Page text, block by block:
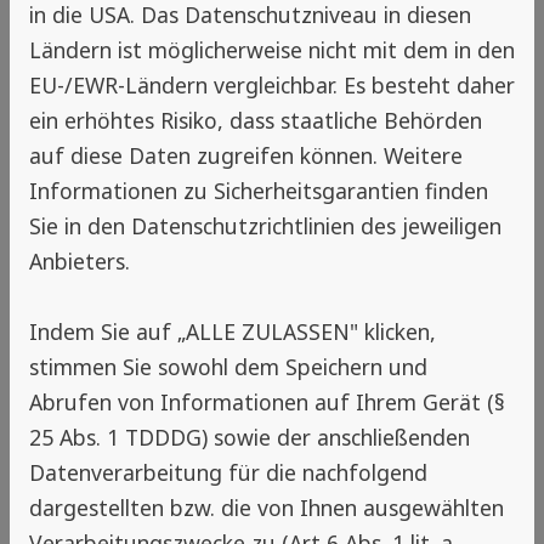
Zurück
Hinweis
Insektenschutz-Experte in deiner
Nähe
Wenn du die Standortfreigabe auf
deinem Gerät aktivierst, zeigen wir dir
Spannrahmen aus Edelstahl sind vor allem in
der Lebensmittelindustrie beliebt, aber
können auch im Alltag als Abdeckung und
Schutz vor Kleintieren wie Mäusen oder Vögel
dienen.
in die USA. Das Datenschutzniveau in diesen
Ländern ist möglicherweise nicht mit dem in den
EU-/EWR-Ländern vergleichbar. Es besteht daher
ein erhöhtes Risiko, dass staatliche Behörden
auf diese Daten zugreifen können. Weitere
Informationen zu Sicherheitsgarantien finden
Sie in den Datenschutzrichtlinien des jeweiligen
Anbieters.
Indem Sie auf „ALLE ZULASSEN" klicken,
stimmen Sie sowohl dem Speichern und
Abrufen von Informationen auf Ihrem Gerät (§
25 Abs. 1 TDDDG) sowie der anschließenden
Datenverarbeitung für die nachfolgend
dargestellten bzw. die von Ihnen ausgewählten